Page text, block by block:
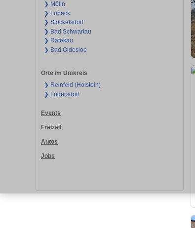
❯ Mölln
❯ Lübeck
❯ Stockelsdorf
❯ Bad Schwartau
❯ Ratekau
❯ Bad Oldesloe
Orte im Umkreis
❯ Reinfeld (Holstein)
❯ Lüdersdorf
Events
Freizeit
Autos
Jobs